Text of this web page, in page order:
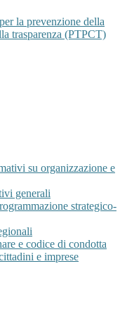
la prevenzione della
trasparenza (PTPCT)
su organizzazione e
generali
strategico-
e codice di condotta
e imprese